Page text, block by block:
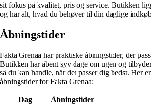
sit fokus på kvalitet, pris og service. Butikken
og har alt, hvad du behøver til din daglige
Åbningstider
Fakta Grenaa har praktiske åbningstider, der
Butikken har åbent syv dage om ugen og
så du kan handle, når det passer dig bedst. Her
åbningstider for Fakta Grenaa:
Dag
Åbningstider